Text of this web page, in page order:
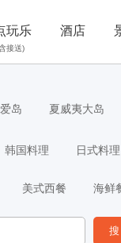
玩乐
接送)
酒店
岛 夏威夷大岛
韩国料理 日式料理
美式西餐 海鲜